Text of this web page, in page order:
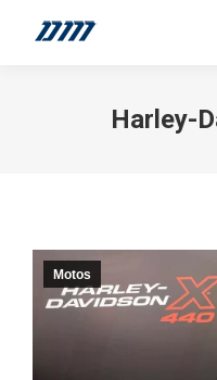
Harley-
Motos